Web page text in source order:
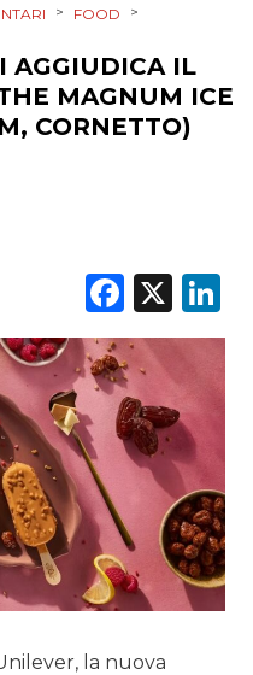
> FOOD >
AGGIUDICA IL
MAGNUM ICE
CORNETTO)
X
la nuova